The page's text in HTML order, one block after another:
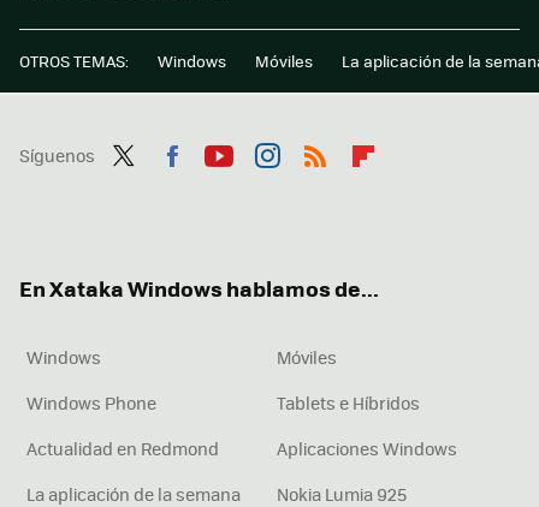
OTROS TEMAS: Windows Móviles La aplicación de la
Síguenos
En Xataka Windows hablamos de...
Windows
Móviles
Windows Phone
Tablets e Híbridos
Actualidad en Redmond
Aplicaciones Windows
La aplicación de la semana
Nokia Lumia 925